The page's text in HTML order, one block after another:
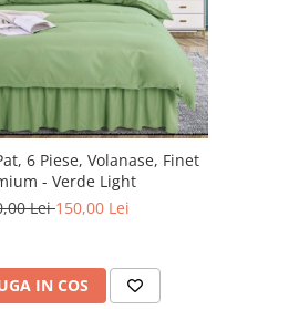
6 Piese, Volanase, Finet
- Verde Light
Lei150,00 Lei
IN COS